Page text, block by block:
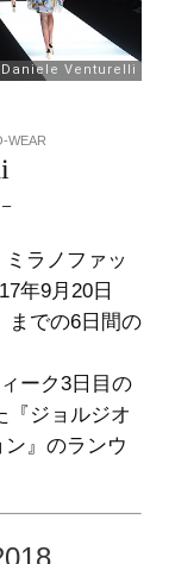
WEAR
ラノファッ
年9月20日
までの6日間の
ーク3日目の
『ジョルジオ
』のランウ